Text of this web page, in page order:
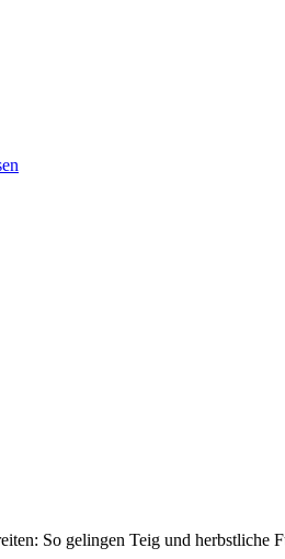
So gelingen Teig und herbstliche